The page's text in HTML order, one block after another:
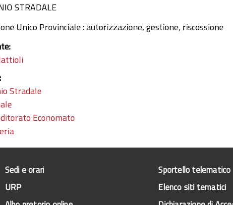
STRADALE
Unico Provinciale : autorizzazione, gestione, riscossione
Stradale
Economato
Sedi e orari
URP
Sportello telematico
Elenco siti tematici